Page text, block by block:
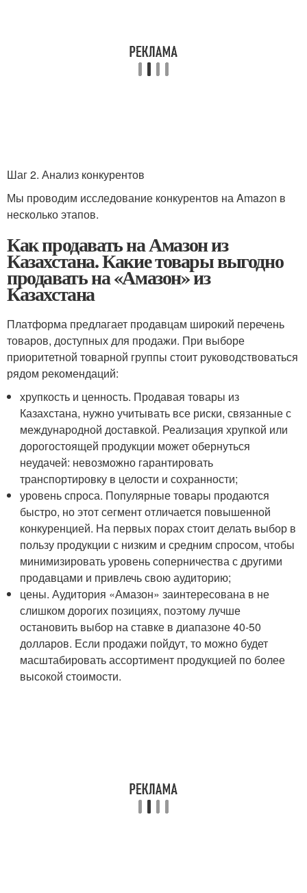
Шаг 2. Анализ конкурентов
Мы проводим исследование конкурентов на Amazon в
несколько этапов.
Как продавать на Амазон из
Казахстана. Какие товары выгодно
продавать на «Амазон» из
Казахстана
Платформа предлагает продавцам широкий перечень
товаров, доступных для продажи. При выборе
приоритетной товарной группы стоит руководствоваться
рядом рекомендаций:
хрупкость и ценность. Продавая товары из
Казахстана, нужно учитывать все риски, связанные с
международной доставкой. Реализация хрупкой или
дорогостоящей продукции может обернуться
неудачей: невозможно гарантировать
транспортировку в целости и сохранности;
уровень спроса. Популярные товары продаются
быстро, но этот сегмент отличается повышенной
конкуренцией. На первых порах стоит делать выбор в
пользу продукции с низким и средним спросом, чтобы
минимизировать уровень соперничества с другими
продавцами и привлечь свою аудиторию;
цены. Аудитория «Амазон» заинтересована в не
слишком дорогих позициях, поэтому лучше
остановить выбор на ставке в диапазоне 40-50
долларов. Если продажи пойдут, то можно будет
масштабировать ассортимент продукцией по более
высокой стоимости.